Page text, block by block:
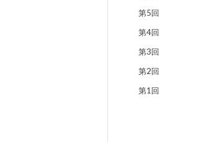
第5回
第4回
第3回
第2回
第1回